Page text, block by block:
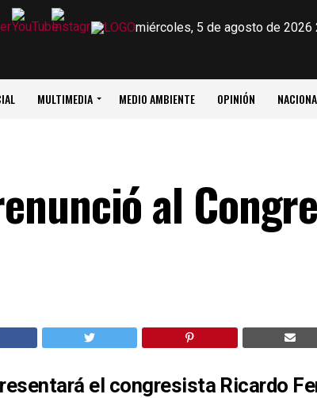
miércoles, 5 de agosto de 2026
MULTIMEDIA MEDIO AMBIENTE OPINIÓN
al
el congresista Ricardo